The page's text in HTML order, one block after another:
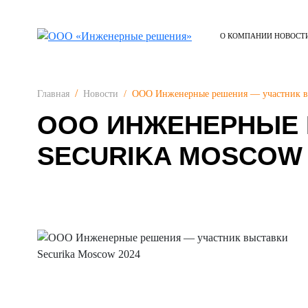
О КОМПАНИИ
Главная Новости ООО Инженерные решения — участник
ООО ИНЖЕНЕРНЫЕ
SECURIKA